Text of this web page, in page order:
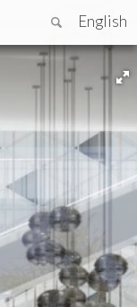
English